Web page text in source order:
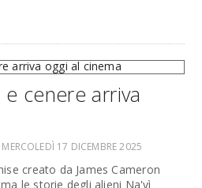
cenere arriva
MERCOLEDÌ 17 DICEMBRE 2025
creato da James Cameron
le storie degli alieni Na'vì